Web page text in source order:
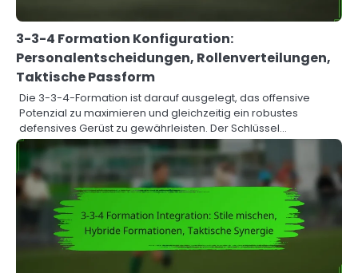
3-3-4 Formation Konfiguration:
Personalentscheidungen, Rollenverteilungen,
Taktische Passform
Die 3-3-4-Formation ist darauf ausgelegt, das offensive
Potenzial zu maximieren und gleichzeitig ein robustes
defensives Gerüst zu gewährleisten. Der Schlüssel…